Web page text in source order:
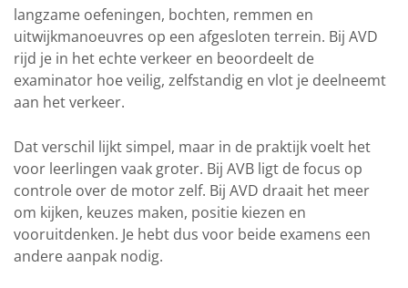
langzame oefeningen, bochten, remmen en
uitwijkmanoeuvres op een afgesloten terrein. Bij AVD
rijd je in het echte verkeer en beoordeelt de
examinator hoe veilig, zelfstandig en vlot je deelneemt
aan het verkeer.
Dat verschil lijkt simpel, maar in de praktijk voelt het
voor leerlingen vaak groter. Bij AVB ligt de focus op
controle over de motor zelf. Bij AVD draait het meer
om kijken, keuzes maken, positie kiezen en
vooruitdenken. Je hebt dus voor beide examens een
andere aanpak nodig.